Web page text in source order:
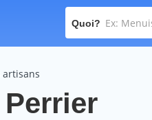
Quoi?
artisans